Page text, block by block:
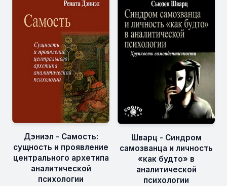
Дэниэл - Самость:
сущность и проявление
центрального архетипа
аналитической
психологии
Шварц - Синдром
самозванца и личность
«как будто» в
аналитической
психологии